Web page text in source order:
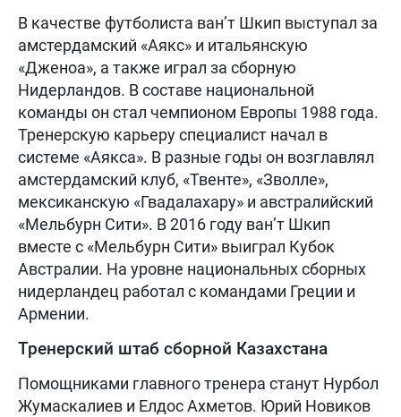
В качестве футболиста ван’т Шкип выступал за
амстердамский «Аякс» и итальянскую
«Дженоа», а также играл за сборную
Нидерландов. В составе национальной
команды он стал чемпионом Европы 1988 года.
Тренерскую карьеру специалист начал в
системе «Аякса». В разные годы он возглавлял
амстердамский клуб, «Твенте», «Зволле»,
мексиканскую «Гвадалахару» и австралийский
«Мельбурн Сити». В 2016 году ван’т Шкип
вместе с «Мельбурн Сити» выиграл Кубок
Австралии. На уровне национальных сборных
нидерландец работал с командами Греции и
Армении.
Тренерский штаб сборной Казахстана
Помощниками главного тренера станут Нурбол
Жумаскалиев и Елдос Ахметов. Юрий Новиков